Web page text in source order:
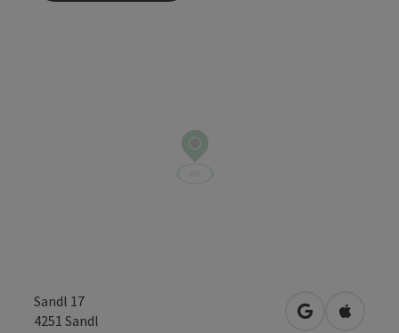
Sandl 17
4251 Sandl Otevřít vOtevřít